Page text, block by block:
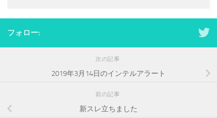
フォロー:
次の記事
2019年3月14日のインテルアラート
前の記事
新スレ立ちました